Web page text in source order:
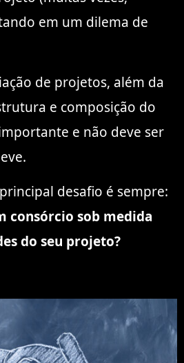
em um dilema de
de projetos, além da
e composição do
e não deve ser
desafio é sempre:
consórcio sob medida
do seu projeto?